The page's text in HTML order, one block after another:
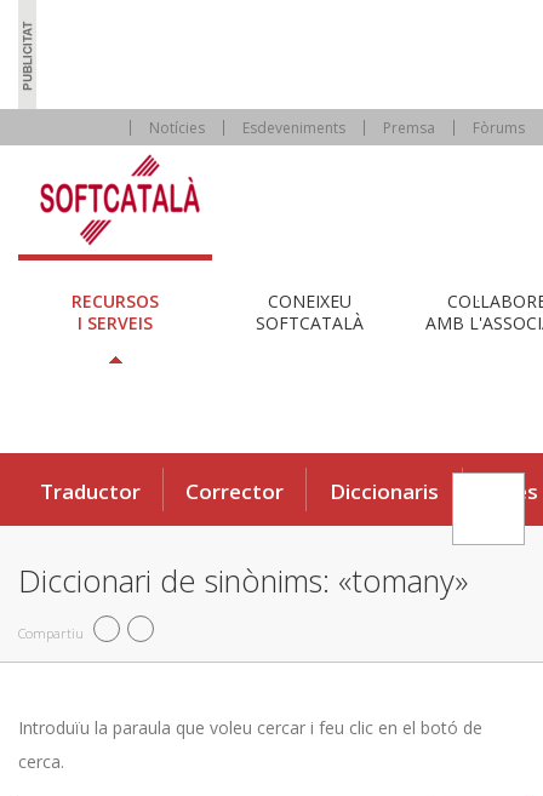
Notícies Esdeveniments Premsa Fòrums
RECURSOS
I SERVEIS
CONEIXEU
SOFTCATALÀ
AMB
Traductor Corrector Diccionaris Eines
Diccionari de sinònims: «tomany»
Compartiu
Introduïu la paraula que voleu cercar i feu clic en el botó de
cerca.